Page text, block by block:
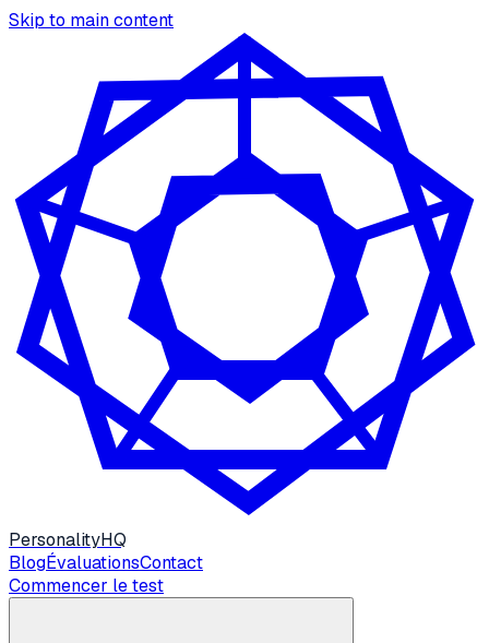
Skip to main content
PersonalityHQ
BlogÉvaluationsContact
Commencer le test